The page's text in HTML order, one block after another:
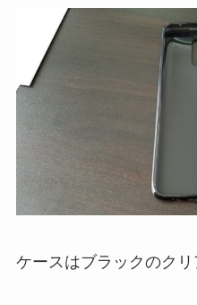
ケースはブラックのクリ